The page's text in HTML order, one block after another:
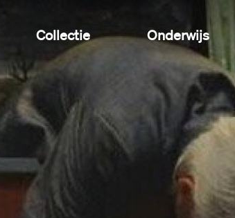
Collectie Onderwijs